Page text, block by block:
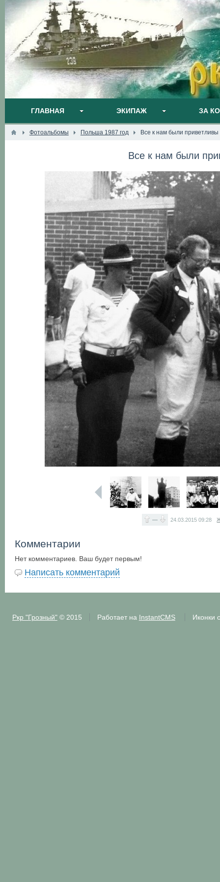
ГЛАВНАЯ ЭКИПАЖ ЗА
Фотоальбомы Польша 1987 год Все к нам были
Все к нам были
— 24.03.201509:28
Комментарии
Нет комментариев. Ваш будет первым!
Написать комментарий
Ркр "Грозный"© 2015 Работает на InstantCMS Иконки